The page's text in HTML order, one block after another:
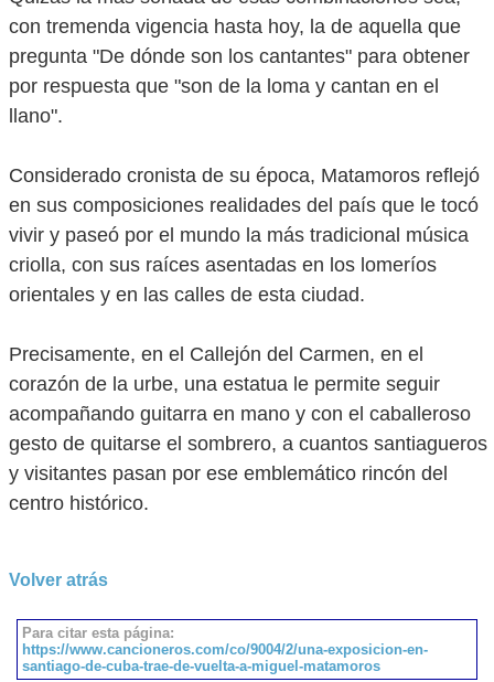
con tremenda vigencia hasta hoy, la de aquella que
pregunta "De dónde son los cantantes" para obtener
por respuesta que "son de la loma y cantan en el
llano".
Considerado cronista de su época, Matamoros reflejó
en sus composiciones realidades del país que le tocó
vivir y paseó por el mundo la más tradicional música
criolla, con sus raíces asentadas en los lomeríos
orientales y en las calles de esta ciudad.
Precisamente, en el Callejón del Carmen, en el
corazón de la urbe, una estatua le permite seguir
acompañando guitarra en mano y con el caballeroso
gesto de quitarse el sombrero, a cuantos santiagueros
y visitantes pasan por ese emblemático rincón del
centro histórico.
Volver atrás
Para citar esta página:
https://www.cancioneros.com/co/9004/2/una-exposicion-en-
santiago-de-cuba-trae-de-vuelta-a-miguel-matamoros